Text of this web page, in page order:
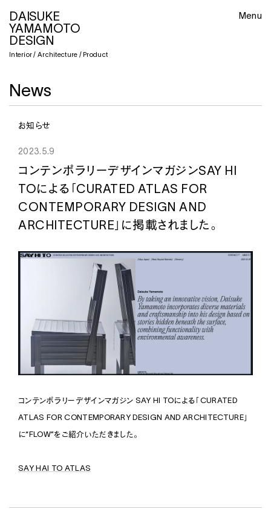
DAISUKE
YAMAMOTO
DESIGN
Interior / Architecture / Product
About
Interior / Architecture
2021
pandemic
Aoyama Tokyo Retail
2020 beautiful people NAGOYA
Nagoya Aichi Retail
2019 beautiful people SHIBUYA
2019 PARCO MUSEUM TOKYO
Shibuya Tokyo Gallery / Museum
Denka Head Office
Nihonbashi Tokyo Office
Barbour
Kobe Hyogo Retail
beautiful people atelier
Aoyama Tokyo Retail
2016 Kobe Leather Cloth
2014 DiEGO
Omotesando Tokyo Retail
Product
2023
“FLOW” -FUTURE LANDFILL- Milan Design
Week 2023 DROPCITY
Exhibition
2023
“FLOW” -OVERVIEW- Milan Design Week
”FLOW” Tokyo Midtown DESIGN TOUCH
”FLOW” Tilt
2022 ”FLOW” Side Arm
Chair
”FLOW” Short Back
Chair
Chair
2022 ”FLOW” High Back
Chair
2022 ”FLOW” Enzo Mari Homage Chair
News
2023.7.5
PEN MAGAZINE（JAPAN）8月号、“ジャーナリストが選ぶミラノデザイ
さんにご紹介いただきました。
DOMUS MAGAZINE（ITALY）、特別企画号『ECO WORLD』に
て”FLOW”をご紹介いただきました。
2023.6.25
デザイン情報サイトJDN、ミランデザインウィーク2023出展リポートに
FLOW -FUTURE LANDFILL-をご紹介いただきました。
2023.6.15
表いたしました”FLOW”をご紹介いただきました。
Press / Lecture
Menu
DAISUKE
YAMAMOTO
DESIGN
Interior / Architecture / Product
News
お知らせ
2023.5.9
コンテンポラリーデザインマガジンSAY HI
TOによる「CURATED ATLAS FOR
CONTEMPORARY DESIGN AND
ARCHITECTURE」に掲載されました。
コンテンポラリーデザインマガジン SAY HI TOによる「CURATED
ATLAS FOR CONTEMPORARY DESIGN AND ARCHITECTURE」
に“FLOW”をご紹介いただきました。
SAY HAI TO ATLAS